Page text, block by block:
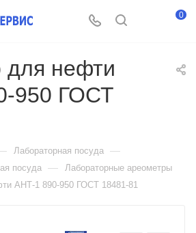
0
для нефти
950 ГОСТ
Лабораторная посуда —
посуда — Лабораторные ареометры
АНТ-1 890-950 ГОСТ 18481-81